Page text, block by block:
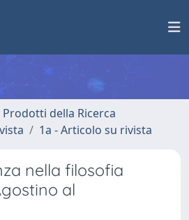
della Ricerca
1a - Articolo su rivista
nella filosofia
al